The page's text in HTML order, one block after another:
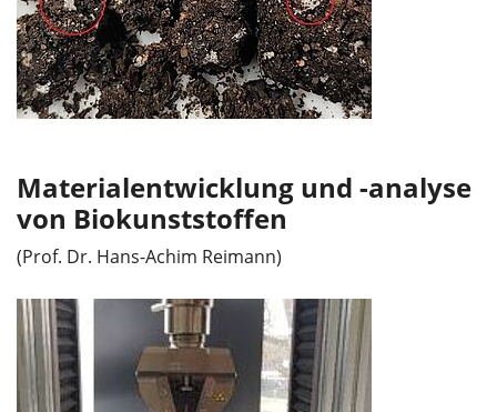
Materialentwicklung und -analyse
von Biokunststoffen
(Prof. Dr. Hans-Achim Reimann)